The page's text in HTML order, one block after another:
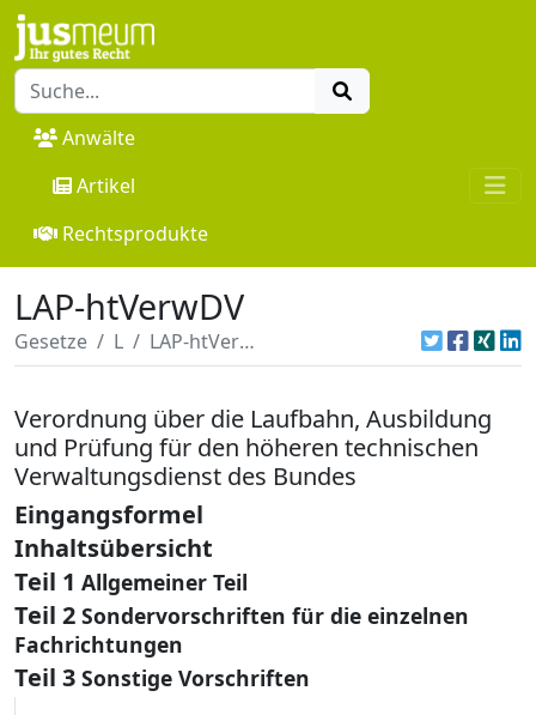
Anwälte
Artikel
Rechtsprodukte
LAP-htVerwDV
Gesetze L LAP-htVerwDV
Verordnung über die Laufbahn, Ausbildung
und Prüfung für den höheren technischen
Verwaltungsdienst des Bundes
Eingangsformel
Inhaltsübersicht
Teil 1 Allgemeiner Teil
Teil 2 Sondervorschriften für die einzelnen
Fachrichtungen
Teil 3 Sonstige Vorschriften